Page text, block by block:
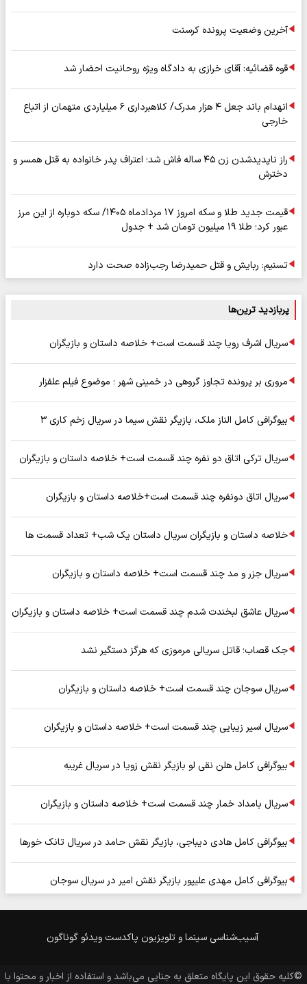
آخرین وضعیت پرونده کرسنت
قوه قضائیه: آقای خرازی به دادگاه ویژه روحانیت احضار شد
انهدام باند جعل ۴ هزار مدرک/ کلاهبرداری ۶ میلیاردی متهمان از اتباع
خارجی
راز ناپدیدشدن زن ۴۵ ساله فاش شد؛ اعتراف پدر خانواده به قتل همسر و
دخترش
قیمت جدید طلا و سکه امروز ۱۷ مردادماه ۱۴۰۵/ سکه دوباره از این مرز
عبور کرد؛ طلا ۱۹ میلیون تومان شد + جدول
تسنیم: ربایش و قتل حمیدرضا رجب‌زاده صحت دارد
پربازدید ترین‌ها
سریال اشرف رویا چند قسمت است+ خلاصه داستان و بازیگران
مروری بر پرونده تجاوز گروهی در خمینی شهر ؛ موضوع فیلم علفزار
بیوگرافی کامل الناز ملک، بازیگر نقش سیما در سریال زخم کاری ۳
سریال ترکی اتاق دو نفره چند قسمت است+ خلاصه داستان و بازیگران
سریال اتاق دونفره چند قسمت است+خلاصه داستان و بازیگران
خلاصه داستان و بازیگران سریال داستان یک شب+ تعداد قسمت ها
سریال جزر و مد چند قسمت است+ خلاصه داستان و بازیگران
سریال عاشق لبخندت شدم چند قسمت است+ خلاصه داستان و بازیگران
جک قصاب؛ قاتل سریالی مرموزی که هرگز دستگیر نشد
سریال سوجان چند قسمت است+ خلاصه داستان و بازیگران
سریال اسیر زیبایی چند قسمت است+ خلاصه داستان و بازیگران
بیوگرافی کامل هلن نقی لو بازیگر نقش زویا در سریال غریبه
سریال بامداد خمار چند قسمت است+ خلاصه داستان و بازیگران
بیوگرافی کامل هادی دیباجی، بازیگر نقش حامد در سریال تانک خورها
بیوگرافی کامل مهدی علیپور بازیگر نقش امیر در سریال سوجان
آسیب‌شناسی سینما و تلویزیون پاکدست ویدئو گوناگون
©کلیه حقوق این پایگاه متعلق به جنایی می‌باشد و استفاده از اخبار و محتوا با